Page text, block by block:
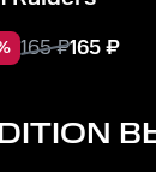
165₽165₽